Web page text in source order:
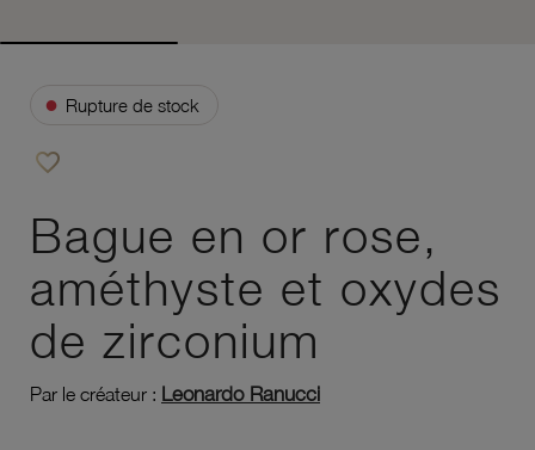
● Rupture de stock
favorite_border
Bague en or rose,
améthyste et oxydes
de zirconium
Par le créateur : Leonardo Ranucci